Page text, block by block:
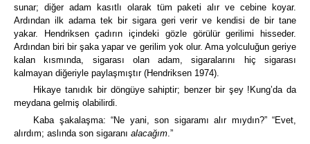
sunar; diğer adam kasıtlı olarak tüm paketi alır ve cebine koyar.
Ardından ilk adama tek bir sigara geri verir ve kendisi de bir tane
yakar. Hendriksen çadırın içindeki gözle görülür gerilimi hisseder.
Ardından biri bir şaka yapar ve gerilim yok olur. Ama yolculuğun geriye
kalan kısmında, sigarası olan adam, sigaralarını hiç sigarası
kalmayan diğeriyle paylaşmıştır (Hendriksen 1974).
Hikaye tanıdık bir döngüye sahiptir; benzer bir şey !Kung’da da
meydana gelmiş olabilirdi.
Kaba şakalaşma: “Ne yani, son sigaramı alır mıydın?” “Evet,
alırdım; aslında son sigaranı alacağım .”